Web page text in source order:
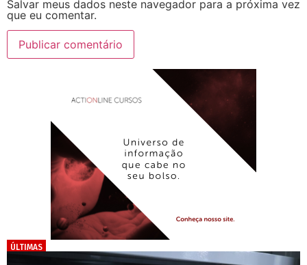
Salvar meus dados neste navegador para a próxima vez
que eu comentar.
ÚLTIMAS